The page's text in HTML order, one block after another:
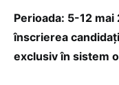
Perioada: 5-12
înscrierea
exclusiv în sistem